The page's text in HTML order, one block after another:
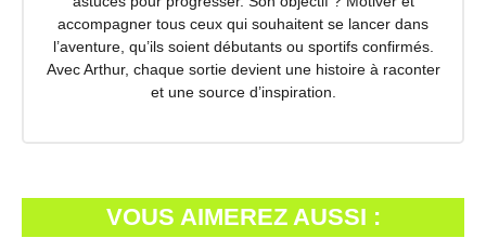
accompagner tous ceux qui souhaitent se lancer dans
l’aventure, qu’ils soient débutants ou sportifs confirmés.
Avec Arthur, chaque sortie devient une histoire à raconter
et une source d’inspiration.
VOUS AIMEREZ AUSSI :